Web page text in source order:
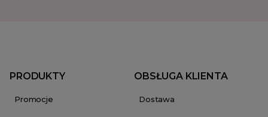
PRODUKTY
Promocje
OBSŁUGA KLIENTA
Dostawa